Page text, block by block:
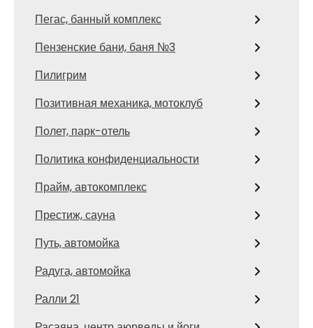
Пегас, банный комплекс
Пензенские бани, баня №3
Пилигрим
Позитивная механика, мотоклуб
Полет, парк-отель
Политика конфиденциальности
Прайм, автокомплекс
Престиж, сауна
Путь, автомойка
Радуга, автомойка
Ралли 21